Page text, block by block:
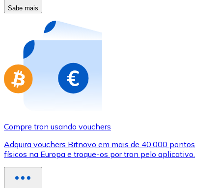
Loja - Cartões-presente
Compre cartões-presente das suas marcas favoritas
Ir para a loja de cartões-presente
Sabe mais
Compre tron usando vouchers
Adquira vouchers Bitnovo em mais de 40.000 pontos
físicos na Europa e troque-os por tron pelo aplicativo.